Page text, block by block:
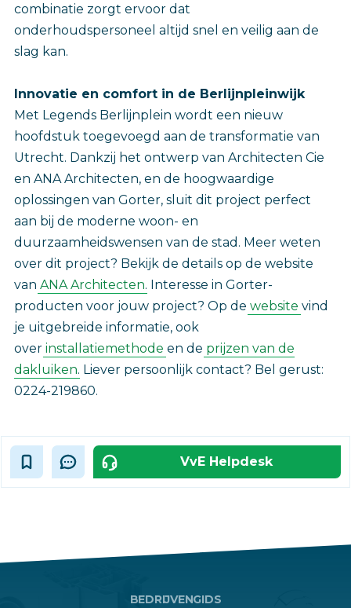
combinatie zorgt ervoor dat
onderhoudspersoneel altijd snel en veilig aan de
slag kan.
Innovatie en comfort in de Berlijnpleinwijk
Met Legends Berlijnplein wordt een nieuw
hoofdstuk toegevoegd aan de transformatie van
Utrecht. Dankzij het ontwerp van Architecten Cie
en ANA Architecten, en de hoogwaardige
oplossingen van Gorter, sluit dit project perfect
aan bij de moderne woon- en
duurzaamheidswensen van de stad. Meer weten
over dit project? Bekijk de details op de website
van ANA Architecten. Interesse in Gorter-
producten voor jouw project? Op de website vind
je uitgebreide informatie, ook
over installatiemethode en de prijzen van de
dakluiken. Liever persoonlijk contact? Bel gerust:
0224-219860.‎
VvE Helpdesk
BEDRIJVENGIDS